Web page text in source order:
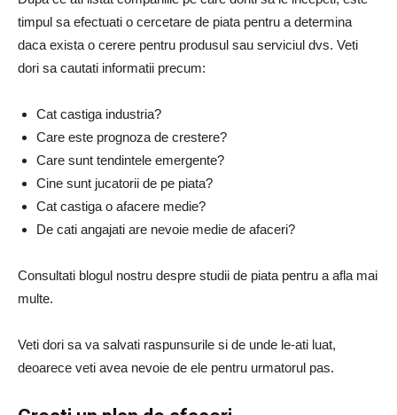
timpul sa efectuati o cercetare de piata pentru a determina
daca exista o cerere pentru produsul sau serviciul dvs. Veti
dori sa cautati informatii precum:
Cat castiga industria?
Care este prognoza de crestere?
Care sunt tendintele emergente?
Cine sunt jucatorii de pe piata?
Cat castiga o afacere medie?
De cati angajati are nevoie medie de afaceri?
Consultati blogul nostru despre studii de piata pentru a afla mai
multe.
Veti dori sa va salvati raspunsurile si de unde le-ati luat,
deoarece veti avea nevoie de ele pentru urmatorul pas.